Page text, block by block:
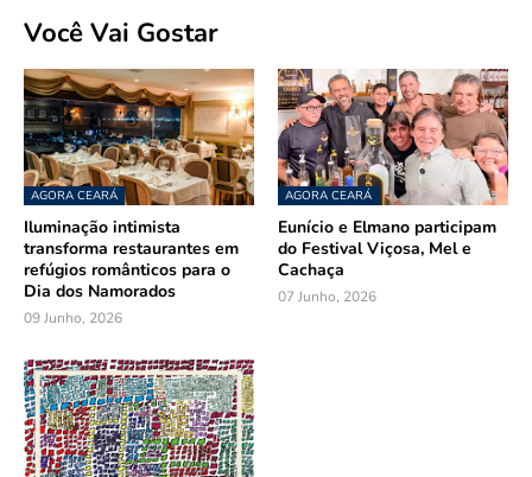
Você Vai Gostar
AGORA CEARÁ
Iluminação intimista
transforma restaurantes em
refúgios românticos para o
Dia dos Namorados
09 Junho, 2026
AGORA CEARÁ
Eunício e Elmano participam
do Festival Viçosa, Mel e
Cachaça
07 Junho, 2026